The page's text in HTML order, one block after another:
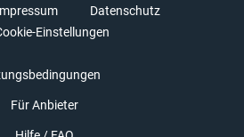
Datenschutz
Einstellungen
Für Anbieter